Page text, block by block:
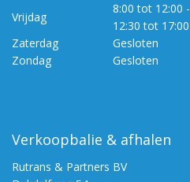
Vrijdag
8:00 tot 12:00 -
12:30 tot 17:00
Zaterdag
Gesloten
Zondag
Gesloten
Verkoopbalie & afhalen
Rutrans & Partners BV